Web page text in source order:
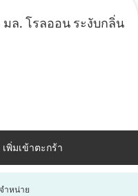
ล. โรลออน ระงับกลิ่น
เพิ่มเข้าตะกร้า
ำหน่าย